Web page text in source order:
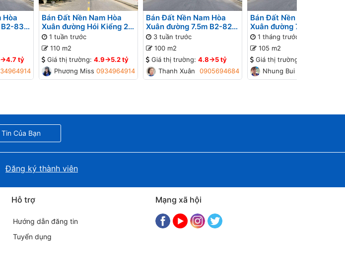
Hòa
B2-83
viện,
>4.7 tỷ
Bán Đất Nền Nam Hòa
Xuân đường Hói Kiểng 26
B2-101 lô 6x - Gần đường
Minh Mạng
1 tuần trước
110 m2
Giá thị trường: 4.9->5.2 tỷ
Phương Missa0934964914
Bán Đất Nền Nam Hòa
Xuân đường 7.5m B2-82
lô 4x - Gần Sông
3 tuần trước
100 m2
Giá thị trường: 4.8->5 tỷ
Thanh Xuân
0905694684
Bán Đất Nền Nam Hòa
Xuân đường 7.5m B2-77
lô 1x - Đường thông, Gần
đường Minh Mạng
1 tháng trước
105 m2
Giá thị trường:
Nhung Bui
Của Bạn
Đăng ký thành viên
Hỗ trợ
Hướng dẫn đăng tin
Tuyển dụng
Mạng xã hội